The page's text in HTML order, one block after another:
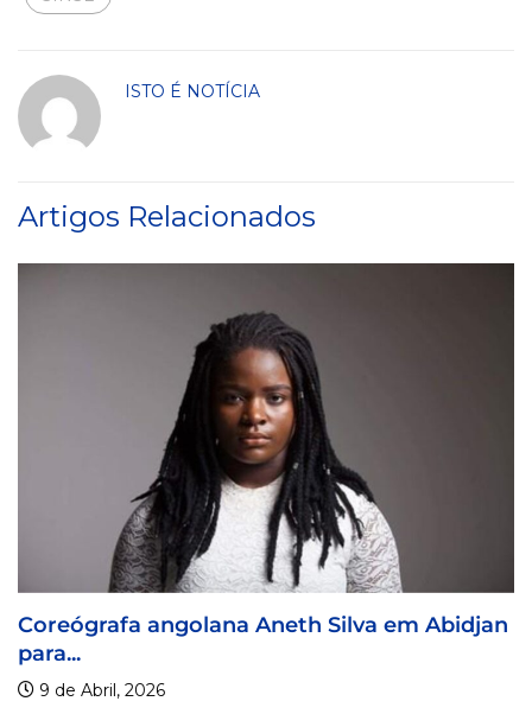
ISTO É NOTÍCIA
Artigos Relacionados
Visa For Music 2026 prorroga prazo de...
9 de Abril, 2026